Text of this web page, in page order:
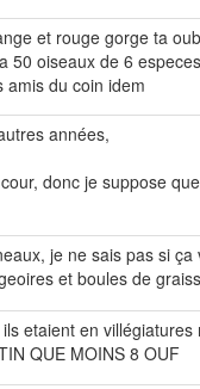
et rouge gorge ta
50 oiseaux de 6
du coin idem
années,
donc je suppose
je ne sais pas si ça
et boules de
etaient en villégiatures
QUE MOINS 8 OUF